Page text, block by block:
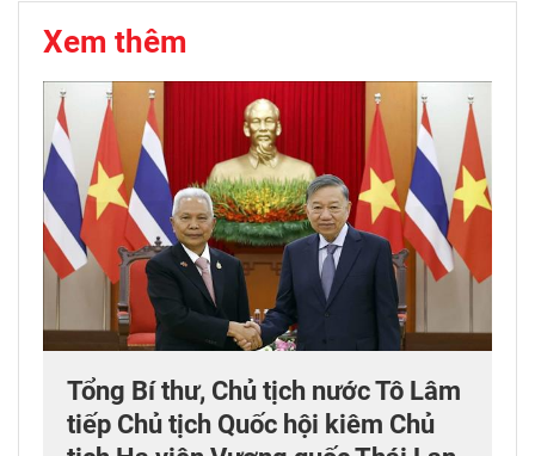
Xem thêm
Tổng Bí thư, Chủ tịch nước Tô Lâm
tiếp Chủ tịch Quốc hội kiêm Chủ